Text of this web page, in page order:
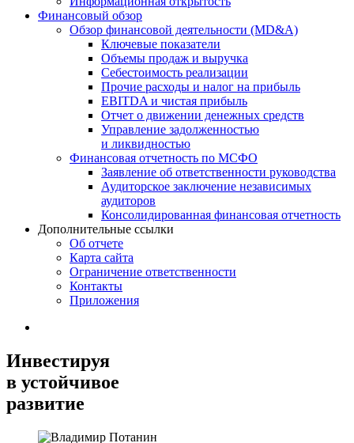
Финансовый обзор
Обзор финансовой деятельности (MD&A)
Ключевые показатели
Объемы продаж и выручка
Себестоимость реализации
Прочие расходы и налог на прибыль
EBITDA и чистая прибыль
Отчет о движении денежных средств
Управление задолженностью
и ликвидностью
Финансовая отчетность по МСФО
Заявление об ответственности руководства
Аудиторское заключение независимых
аудиторов
Консолидированная финансовая отчетность
Дополнительные ссылки
Об отчете
Карта сайта
Ограничение ответственности
Контакты
Приложения
Инвестируя
в устойчивое
развитие